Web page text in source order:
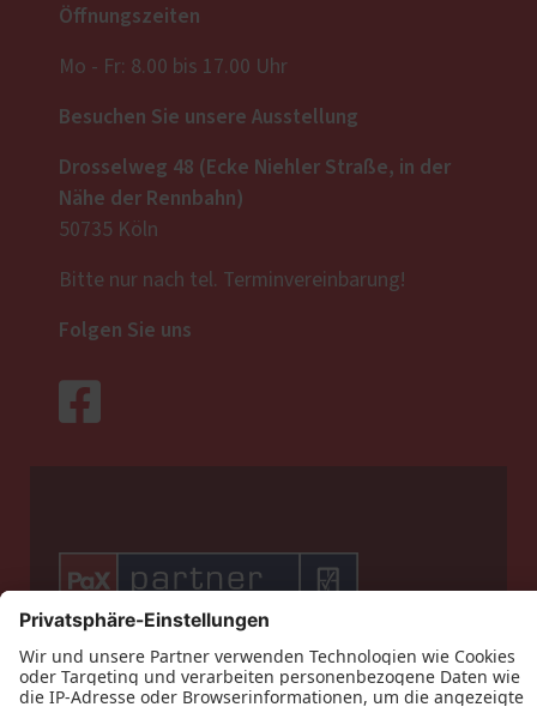
Öffnungszeiten
Mo - Fr: 8.00 bis 17.00 Uhr
Besuchen Sie unsere Ausstellung
Drosselweg 48 (Ecke Niehler Straße, in der
Nähe der Rennbahn)
50735 Köln
Bitte nur nach tel. Terminvereinbarung!
Folgen Sie uns
   